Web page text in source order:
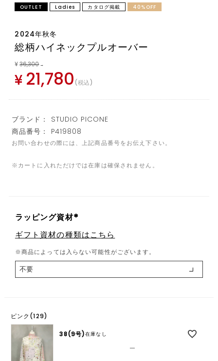
OUTLET Ladies カタログ掲載 40%OFF
2024年秋冬
総柄ハイネックプルオーバー
¥ 36,300 →
¥ 21,780 税込
ブランド： STUDIO PICONE
商品番号： P419808
お問い合わせの際には、上記商品番号をお伝え下さい。
※カートに入れただけでは在庫は確保されません。
ラッピング資材
(
必
須
)
ギフト資材の種類はこちら
※商品によっては入らない可能性がございます。
ピンク(129)
38(9号)在庫なし
—